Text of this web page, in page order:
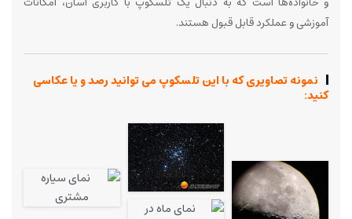
آموزشی و عملکرد قابل قبول هستند.
نمونه تصاویری که با این تلسکوپ می توانید رصد و یا عکاسی
کنید: